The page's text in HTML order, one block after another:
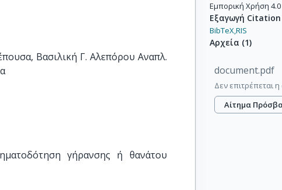
Βασιλική Γ. Αλεπόρου Αναπλ.
γήρανσης ή θανάτου
Εμπορική Χρήση 4.0
Εξαγωγή Citation
BibTeX,RIS
Αρχεία (1)
document.pdf
Δεν επιτρέπεται
Αίτημα